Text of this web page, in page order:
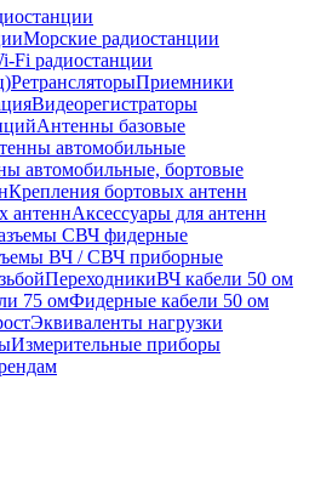
Морские радиостанции
Fi радиостанции
РетрансляторыПриемники
Видеорегистраторы
Антенны базовые
автомобильные
автомобильные, бортовые
Крепления бортовых антенн
антеннАксессуары для антенн
СВЧ фидерные
ВЧ / СВЧ приборные
ПереходникиВЧ кабели 50 ом
75 омФидерные кабели 50 ом
Эквиваленты нагрузки
Измерительные приборы